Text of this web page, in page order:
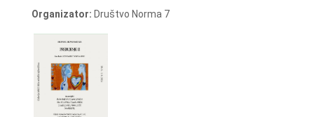
Organizator: Društvo Norma 7